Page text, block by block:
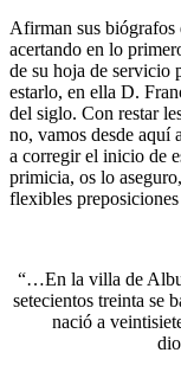
Afirman sus
acertando en lo
de su hoja de servicio
estarlo, en ella D.
del siglo. Con restar
no, vamos desde aquí
a corregir el inicio de
primicia, os lo
flexibles
“…En la villa de
setecientos treinta se
nació a